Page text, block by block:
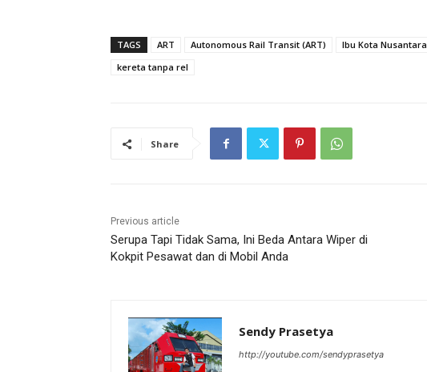
TAGS ART Autonomous Rail Transit (ART) Ibu Kota Nusantara
kereta tanpa rel
Share
Previous article
Serupa Tapi Tidak Sama, Ini Beda Antara Wiper di
Kokpit Pesawat dan di Mobil Anda
Sendy Prasetya
http://youtube.com/sendyprasetya